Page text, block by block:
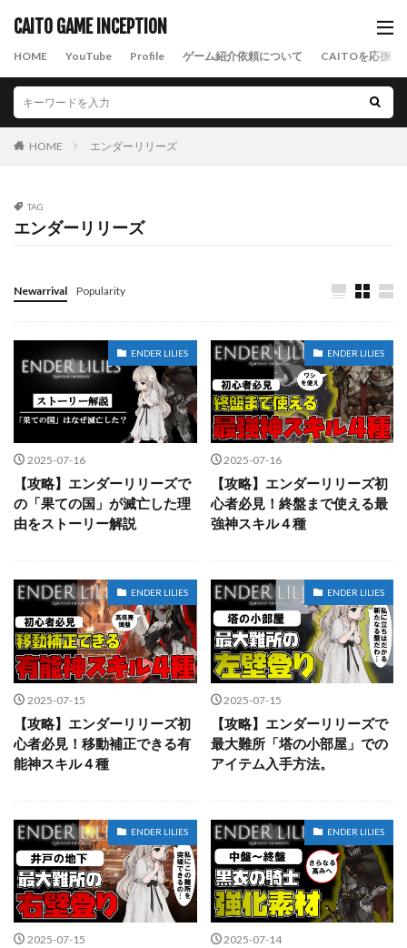
CAITO GAME INCEPTION
HOME YouTube Profile ゲーム紹介依頼について CAITOを応援す
HOME エンダーリリーズ
TAG
エンダーリリーズ
Newarrival Popularity
ENDER LILIES
2025-07-16
【攻略】エンダーリリーズで
の「果ての国」が滅亡した理
由をストーリー解説
ENDER LILIES
2025-07-16
【攻略】エンダーリリーズ初
心者必見！終盤まで使える最
強神スキル４種
ENDER LILIES
2025-07-15
【攻略】エンダーリリーズ初
心者必見！移動補正できる有
能神スキル４種
ENDER LILIES
2025-07-15
【攻略】エンダーリリーズで
最大難所「塔の小部屋」での
アイテム入手方法。
ENDER LILIES
2025-07-15
ENDER LILIES
2025-07-14